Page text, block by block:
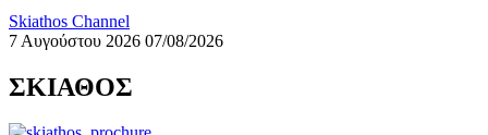
Skiathos Channel
7 Αυγούστου 2026 07/08/2026
ΣΚΙΑΘΟΣ